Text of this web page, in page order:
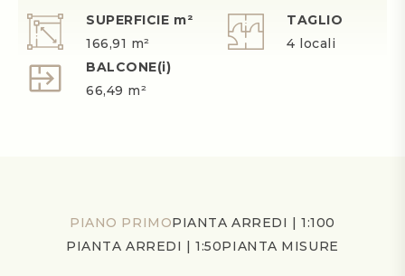
SUPERFICIE m²
166,91 m²
TAGLIO
4 locali
BALCONE(i)
66,49 m²
PIANO PRIMOPIANTA ARREDI | 1:100
PIANTA ARREDI | 1:50PIANTA MISURE